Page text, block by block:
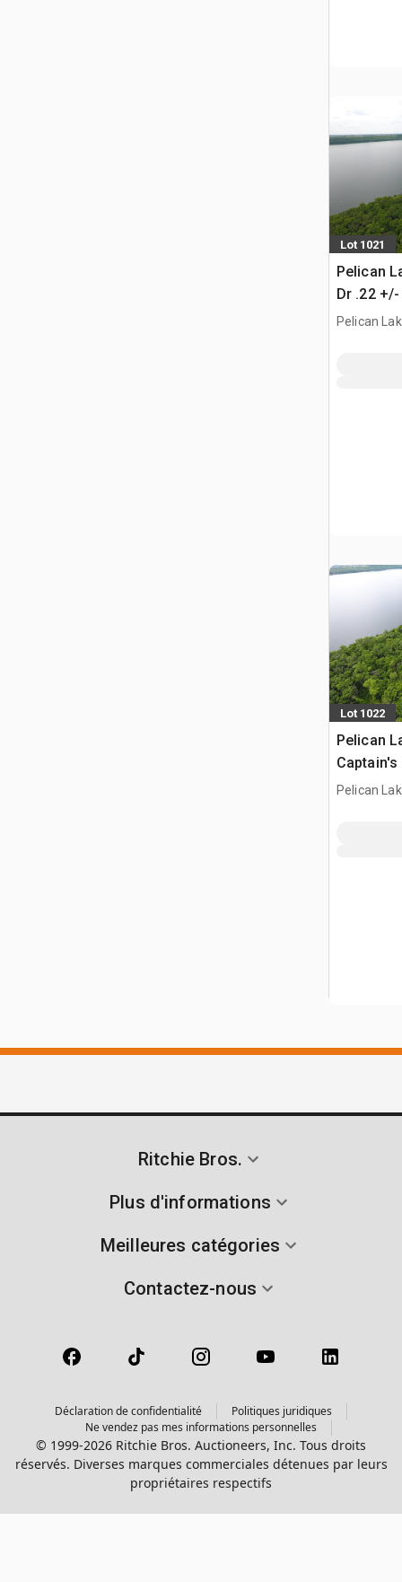
Lot 1021
Pelican
Dr .22
Propriété
Pelican
Lot 1022
Pelican
on Title
Pelican
Ritchie Bros.
Plus d'informations
Meilleures catégories
Contactez-nous
Déclaration de confidentialité
Politiques juridiques
Ne vendez pas mes informations personnelles
© 1999-2026 Ritchie Bros. Auctioneers, Inc. Tous droits
réservés. Diverses marques commerciales détenues par leurs
propriétaires respectifs